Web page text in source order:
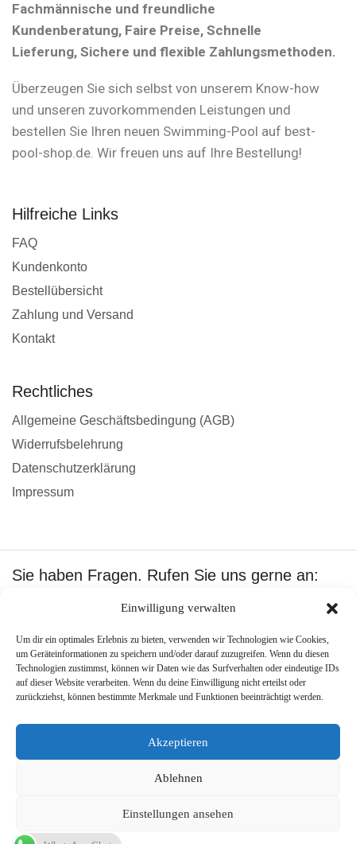
Einwilligung verwalten
Um dir ein optimales Erlebnis zu bieten, verwenden wir Technologien wie Cookies,
um Geräteinformationen zu speichern und/oder darauf zuzugreifen. Wenn du diesen
Technologien zustimmst, können wir Daten wie das Surfverhalten oder eindeutige IDs
auf dieser Website verarbeiten. Wenn du deine Einwilligung nicht erteilst oder
zurückziehst, können bestimmte Merkmale und Funktionen beeinträchtigt werden.
Akzeptieren
Ablehnen
Einstellungen ansehen
Fachmännische und freundliche
Kundenberatung, Faire Preise, Schnelle
Lieferung, Sichere und flexible Zahlungsmethoden.
Überzeugen Sie sich selbst von unserem Know-how
und unseren zuvorkommenden Leistungen und
bestellen Sie Ihren neuen Swimming-Pool auf best-
pool-shop.de. Wir freuen uns auf Ihre Bestellung!
Hilfreiche Links
FAQ
Kundenkonto
Bestellübersicht
Zahlung und Versand
Kontakt
Rechtliches
Allgemeine Geschäftsbedingung (AGB)
Widerrufsbelehrung
Datenschutzerklärung
Impressum
Sie haben Fragen. Rufen Sie uns gerne an:
+49 1601512402
Wir akzeptieren:
Copyright ©Best Pool Shop.Created by –PJone OMS